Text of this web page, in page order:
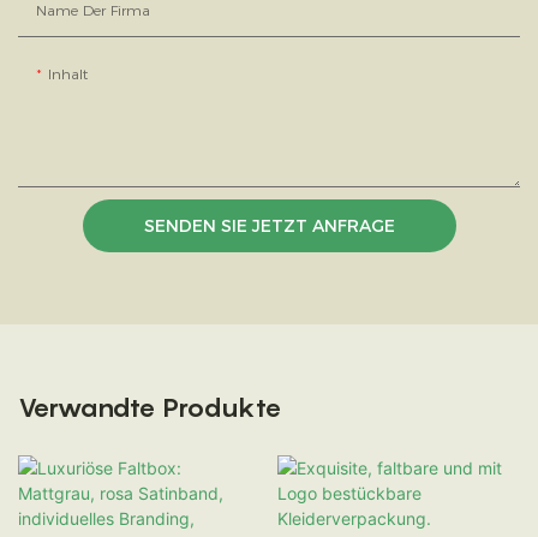
Name Der Firma
Inhalt
SENDEN SIE JETZT ANFRAGE
Verwandte Produkte